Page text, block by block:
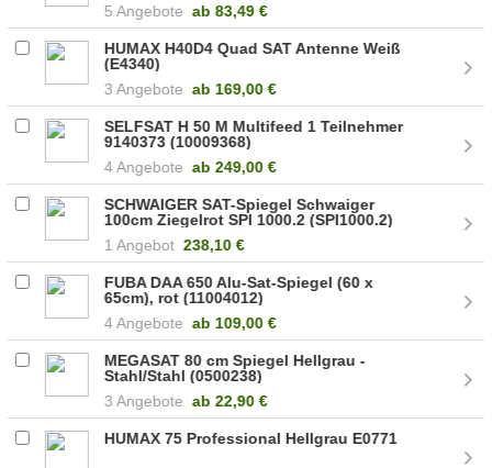
5 Angebote ab 83,49 €
HUMAX H40D4 Quad SAT Antenne Weiß
(E4340)
3 Angebote ab 169,00 €
SELFSAT H 50 M Multifeed 1 Teilnehmer
9140373 (10009368)
4 Angebote ab 249,00 €
SCHWAIGER SAT-Spiegel Schwaiger
100cm Ziegelrot SPI 1000.2 (SPI1000.2)
1 Angebot 238,10 €
FUBA DAA 650 Alu-Sat-Spiegel (60 x
65cm), rot (11004012)
4 Angebote ab 109,00 €
MEGASAT 80 cm Spiegel Hellgrau -
Stahl/Stahl (0500238)
3 Angebote ab 22,90 €
HUMAX 75 Professional Hellgrau E0771